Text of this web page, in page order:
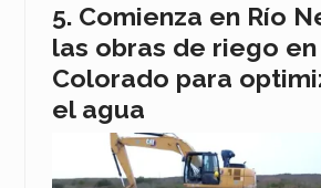
Comienza en Río
las obras de riego en
Colorado para
el agua